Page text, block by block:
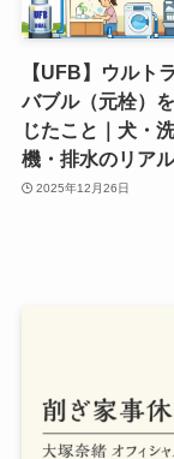
【UFB】ウルト
バブル（元栓）
じたこと｜犬・
機・排水のリア
2025年12月26日